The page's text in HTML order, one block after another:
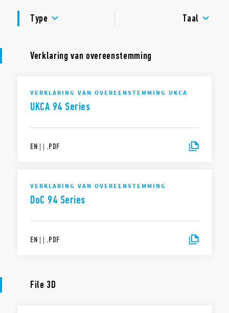
GOEDKEURINGEN
Type
Taal
Verklaring van overeenstemming
VERKLARING VAN OVEREENSTEMMING UKCA
UKCA 94 Series
EN | | .PDF
VERKLARING VAN OVEREENSTEMMING
DoC 94 Series
EN | | .PDF
File 3D